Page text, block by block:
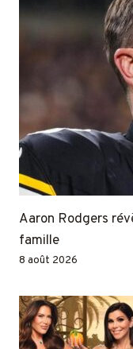
Aaron Rodgers
famille
8 août 2026